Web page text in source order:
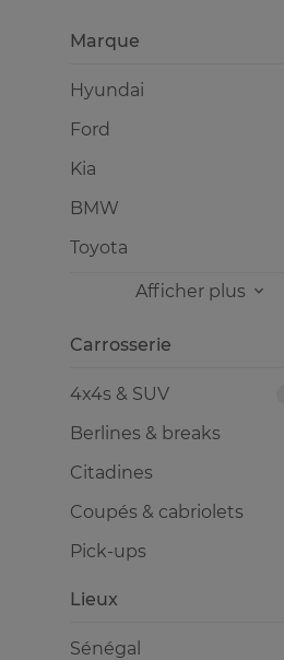
Lieux
Sénégal
Marque
Hyundai
Ford
Kia
BMW
Toyota
Afficher plus
Carrosserie
4x4s & SUV
Berlines & breaks
Citadines
Coupés & cabriolets
Pick-ups